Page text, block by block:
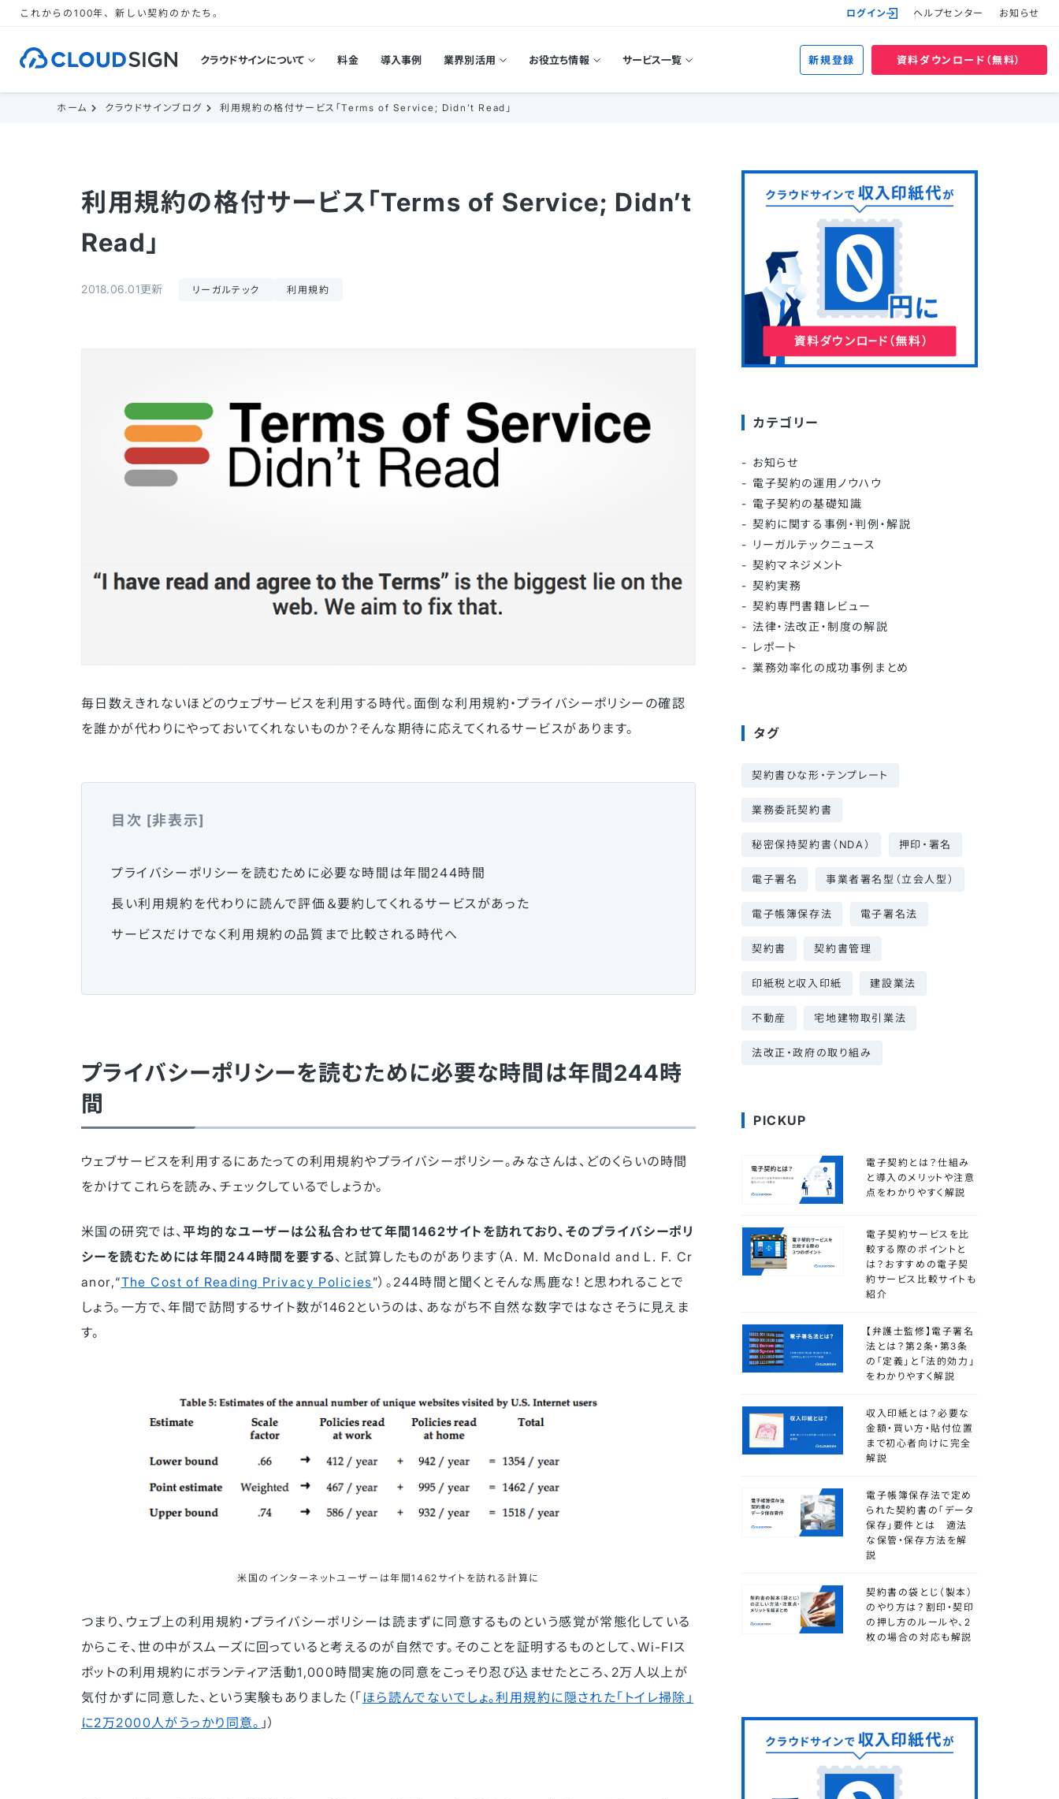
これからの100年、新しい契約のかたち。 ログイン ヘルプセンター お知らせ
クラウドサインについて 料金 導入事例 業界別活用 お役立ち情報 サービス一覧 新規登録 資料ダウンロード（無料）
ホーム クラウドサインブログ 利用規約の格付サービス「Terms of Service; Didn’t Read」
利用規約の格付サービス「Terms of Service; Didn’t
Read」
2018.06.01更新 リーガルテック 利用規約
毎日数えきれないほどのウェブサービスを利用する時代。面倒な利用規約・プライバシーポリシーの確認
を誰かが代わりにやっておいてくれないものか？そんな期待に応えてくれるサービスがあります。
目次 [非表示]
プライバシーポリシーを読むために必要な時間は年間244時間
長い利用規約を代わりに読んで評価＆要約してくれるサービスがあった
サービスだけでなく利用規約の品質まで比較される時代へ
プライバシーポリシーを読むために必要な時間は年間244時
間
ウェブサービスを利用するにあたっての利用規約やプライバシーポリシー。みなさんは、どのくらいの時間
をかけてこれらを読み、チェックしているでしょうか。
米国の研究では、平均的なユーザーは公私合わせて年間1462サイトを訪れており、そのプライバシーポリ
シーを読むためには年間244時間を要する、と試算したものがあります（A. M. McDonald and L. F. Cr
anor,“The Cost of Reading Privacy Policies”）。244時間と聞くとそんな馬鹿な！と思われることで
しょう。一方で、年間で訪問するサイト数が1462というのは、あながち不自然な数字ではなさそうに見えま
す。
米国のインターネットユーザーは年間1462サイトを訪れる計算に
つまり、ウェブ上の利用規約・プライバシーポリシーは読まずに同意するものという感覚が常態化している
からこそ、世の中がスムーズに回っていると考えるのが自然です。そのことを証明するものとして、Wi-FIス
ポットの利用規約にボランティア活動1,000時間実施の同意をこっそり忍び込ませたところ、2万人以上が
気付かずに同意した、という実験もありました（「ほら読んでないでしょ。利用規約に隠された｢トイレ掃除｣
に2万2000人がうっかり同意。 」）
カテゴリー
お知らせ
電子契約の運用ノウハウ
電子契約の基礎知識
契約に関する事例・判例・解説
リーガルテックニュース
契約マネジメント
契約実務
契約専門書籍レビュー
法律・法改正・制度の解説
レポート
業務効率化の成功事例まとめ
タグ
契約書ひな形・テンプレート
業務委託契約書
秘密保持契約書（NDA） 押印・署名
電子署名 事業者署名型（立会人型）
電子帳簿保存法 電子署名法
契約書 契約書管理
印紙税と収入印紙 建設業法
不動産 宅地建物取引業法
法改正・政府の取り組み
PICKUP
電子契約とは？仕組み
と導入のメリットや注意
点をわかりやすく解説
電子契約サービスを比
較する際のポイントと
は？おすすめの電子契
約サービス比較サイトも
紹介
【弁護士監修】電子署名
法とは？第2条・第3条
の「定義」と「法的効力」
をわかりやすく解説
収入印紙とは？必要な
金額・買い方・貼付位置
まで初心者向けに完全
解説
電子帳簿保存法で定め
られた契約書の「データ
保存」要件とは 適法
な保管・保存方法を解
説
契約書の袋とじ（製本）
のやり方は？割印・契印
の押し方のルールや、2
枚の場合の対応も解説